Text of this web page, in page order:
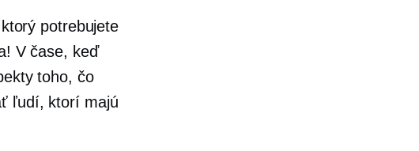
potrebujete
V čase, keď
toho, čo
ľudí, ktorí majú